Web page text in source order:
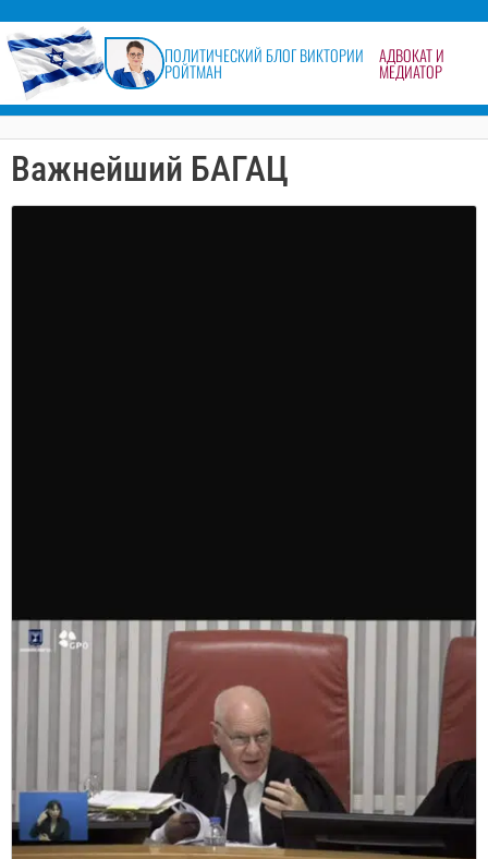
ПОЛИТИЧЕСКИЙ БЛОГ ВИКТОРИИ
РОЙТМАН
АДВОКАТ И
МЕДИАТОР
Важнейший БАГАЦ